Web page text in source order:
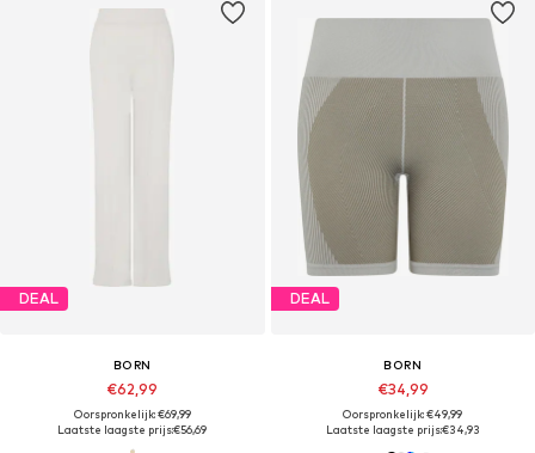
DEAL
BORN
€62,99
Oorspronkelijk: €69,99
Laatste laagste prijs:€56,69
DEAL
BORN
€34,99
Oorspronkelijk: €49,99
Laatste laagste prijs:€34,93